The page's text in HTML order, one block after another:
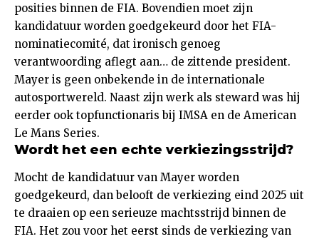
posities binnen de FIA. Bovendien moet zijn
kandidatuur worden goedgekeurd door het FIA-
nominatiecomité, dat ironisch genoeg
verantwoording aflegt aan… de zittende president.
Mayer is geen onbekende in de internationale
autosportwereld. Naast zijn werk als steward was hij
eerder ook topfunctionaris bij IMSA en de American
Le Mans Series.
Wordt het een echte verkiezingsstrijd?
Mocht de kandidatuur van Mayer worden
goedgekeurd, dan belooft de verkiezing eind 2025 uit
te draaien op een serieuze machtsstrijd binnen de
FIA. Het zou voor het eerst sinds de verkiezing van